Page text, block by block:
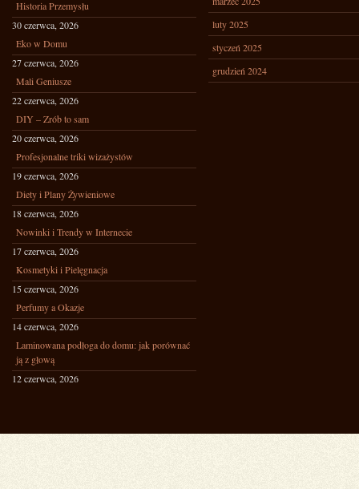
Historia Przemysłu
30 czerwca, 2026
Eko w Domu
27 czerwca, 2026
Mali Geniusze
22 czerwca, 2026
DIY – Zrób to sam
20 czerwca, 2026
Profesjonalne triki wizażystów
19 czerwca, 2026
Diety i Plany Żywieniowe
18 czerwca, 2026
Nowinki i Trendy w Internecie
17 czerwca, 2026
Kosmetyki i Pielęgnacja
15 czerwca, 2026
Perfumy a Okazje
14 czerwca, 2026
Laminowana podłoga do domu: jak porównać
ją z głową
12 czerwca, 2026
luty 2025
styczeń 2025
grudzień 2024